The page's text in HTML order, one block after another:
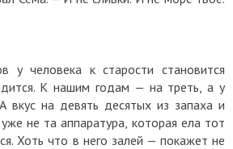
у человека к старости становится
К нашим годам — на треть, а у
вкус на девять десятых из запаха и
не та аппаратура, которая ела тот
Хоть что в него залей — покажет не